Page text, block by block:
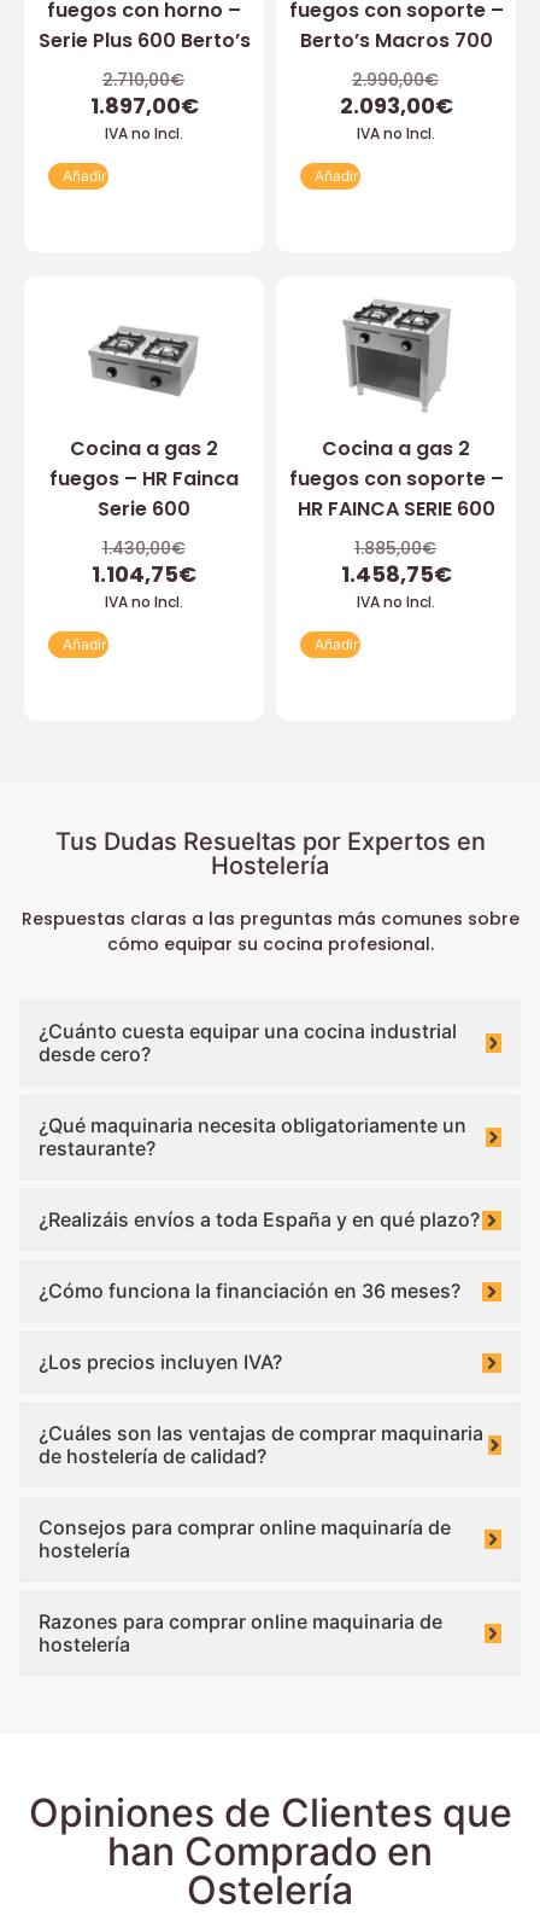
fuegos con horno –
Serie Plus 600 Berto’s
2.710,00€
1.897,00€
IVA no Incl.
Añadir
fuegos con soporte –
Berto’s Macros 700
2.990,00€
2.093,00€
IVA no Incl.
Añadir
Cocina a gas 2
fuegos – HR Fainca
Serie 600
1.430,00€
1.104,75€
IVA no Incl.
Añadir
Cocina a gas 2
fuegos con soporte –
HR FAINCA SERIE 600
1.885,00€
1.458,75€
IVA no Incl.
Añadir
Tus Dudas Resueltas por Expertos en
Hostelería
Respuestas claras a las preguntas más comunes sobre
cómo equipar su cocina profesional.
¿Cuánto cuesta equipar una cocina industrial
desde cero?
¿Qué maquinaria necesita obligatoriamente un
restaurante?
¿Realizáis envíos a toda España y en qué plazo?
¿Cómo funciona la financiación en 36 meses?
¿Los precios incluyen IVA?
¿Cuáles son las ventajas de comprar maquinaria
de hostelería de calidad?
Consejos para comprar online maquinaría de
hostelería
Razones para comprar online maquinaria de
hostelería
Opiniones de Clientes que
han Comprado en
Ostelería